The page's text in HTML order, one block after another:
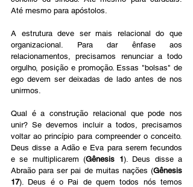
Até mesmo para apóstolos.
A estrutura deve ser mais relacional do que
organizacional. Para dar ênfase aos
relacionamentos, precisamos renunciar a todo
orgulho, posição e promoção. Essas "bolsas" de
ego devem ser deixadas de lado antes de nos
unirmos.
Qual é a construção relacional que pode nos
unir? Se devemos incluir a todos, precisamos
voltar ao princípio para compreender o conceito.
Deus disse a Adão e Eva para serem fecundos
e se multiplicarem (Gênesis 1). Deus disse a
Abraão para ser pai de muitas nações (Gênesis
17). Deus é o Pai de quem todos nós temos